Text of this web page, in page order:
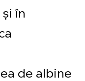
în
de albine